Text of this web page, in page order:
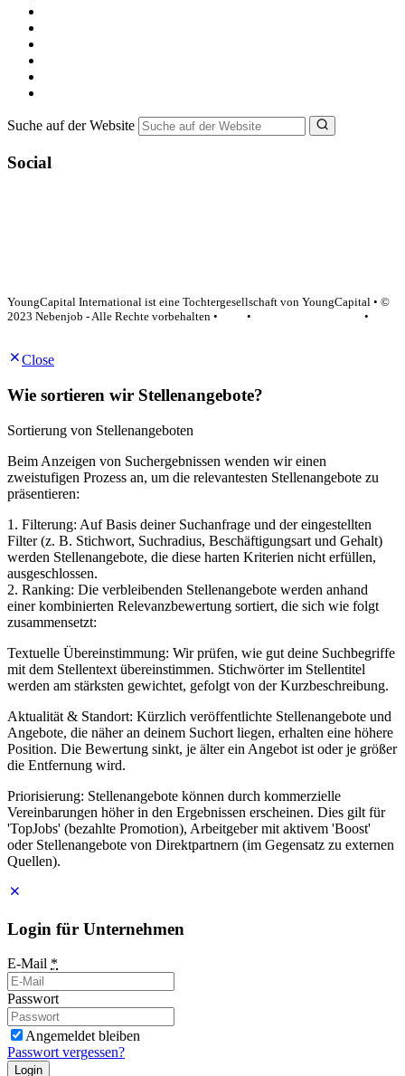
Suche auf der Website
Social
YoungCapital International ist eine Tochtergesellschaft von YoungCapital • ©
2023 Nebenjob - Alle Rechte vorbehalten •
•
•
Close
Wie sortieren wir Stellenangebote?
Sortierung von Stellenangeboten
Beim Anzeigen von Suchergebnissen wenden wir einen
zweistufigen Prozess an, um die relevantesten Stellenangebote zu
präsentieren:
1. Filterung: Auf Basis deiner Suchanfrage und der eingestellten
Filter (z. B. Stichwort, Suchradius, Beschäftigungsart und Gehalt)
werden Stellenangebote, die diese harten Kriterien nicht erfüllen,
ausgeschlossen.
2. Ranking: Die verbleibenden Stellenangebote werden anhand
einer kombinierten Relevanzbewertung sortiert, die sich wie folgt
zusammensetzt:
Textuelle Übereinstimmung: Wir prüfen, wie gut deine Suchbegriffe
mit dem Stellentext übereinstimmen. Stichwörter im Stellentitel
werden am stärksten gewichtet, gefolgt von der Kurzbeschreibung.
Aktualität & Standort: Kürzlich veröffentlichte Stellenangebote und
Angebote, die näher an deinem Suchort liegen, erhalten eine höhere
Position. Die Bewertung sinkt, je älter ein Angebot ist oder je größer
die Entfernung wird.
Priorisierung: Stellenangebote können durch kommerzielle
Vereinbarungen höher in den Ergebnissen erscheinen. Dies gilt für
'TopJobs' (bezahlte Promotion), Arbeitgeber mit aktivem 'Boost'
oder Stellenangebote von Direktpartnern (im Gegensatz zu externen
Quellen).
Login für Unternehmen
E-Mail *
Passwort
Angemeldet bleiben
Passwort vergessen?
Login